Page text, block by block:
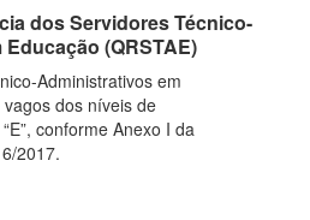
dos Servidores Técnico-
(QRSTAE)
Administrativos em
dos níveis de
conforme Anexo I da
2017.